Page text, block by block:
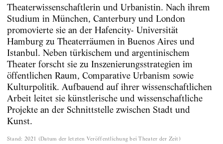
Theaterwissenschaftlerin und Urbanistin. Nach ihrem
Studium in München, Canterbury und London
promovierte sie an der Hafencity- Universität
Hamburg zu Theaterräumen in Buenos Aires und
Istanbul. Neben türkischem und argentinischem
Theater forscht sie zu Inszenierungsstrategien im
öffentlichen Raum, Comparative Urbanism sowie
Kulturpolitik. Aufbauend auf ihrer wissenschaftlichen
Arbeit leitet sie künstlerische und wissenschaftliche
Projekte an der Schnittstelle zwischen Stadt und
Kunst.
Stand: 2021 ( Datum der letzten Veröffentlichung bei Theater der Zeit )